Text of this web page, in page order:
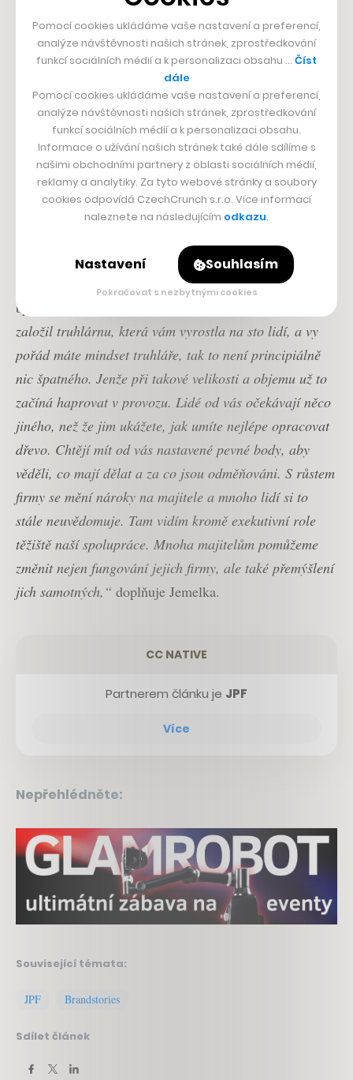
schopnosti a zkušenosti. Nebo třeba tak dlouho
odkládali najmutí dalších manažerů, aby si uvolnili část
své agendy, že už jim na to zásadní nezbyl čas. Ostatně
to mohou být a často jsou propojené nádoby.
V určitý moment rozvoje a cyklu
firmy není nic blahodárnějšího, než
když si majitel k sobě najde
parťáka.
Proto Jiří Jemelka hovoří o tom, že majitele v rámci
svých aktivit mimo jiné učí, jak mají nad svým
byznysem vůbec přemýšlet.
založil truhlárnu, která vám vyrostla na sto lidí, a vy
pořád máte mindset truhláře, tak to není principiálně
nic špatného. Jenže při takové velikosti a objemu už to
začíná haprovat v provozu. Lidé od vás očekávají něco
jiného, než že jim ukážete, jak umíte nejlépe opracovat
dřevo. Chtějí mít od vás nastavené pevné body, aby
věděli, co mají dělat a za co jsou odměňováni. S růstem
firmy se mění nároky na majitele a mnoho lidí si to
stále neuvědomuje. Tam vidím kromě exekutivní role
těžiště naší spolupráce. Mnoha majitelům pomůžeme
změnit nejen fungování jejich firmy, ale také přemýšlení
jich samotných,“ doplňuje Jemelka.
CC NATIVE
Partnerem článku je JPF
Více
Nepřehlédněte:
Související témata:
JPF Brandstories
Sdílet článek
Pomocí cookies ukládáme vaše nastavení a preferencí,
analýze návštěvnosti našich stránek, zprostředkování
funkcí sociálních médií a k personalizaci obsahu … Číst
dále
Pomocí cookies ukládáme vaše nastavení a preferencí,
analýze návštěvnosti našich stránek, zprostředkování
funkcí sociálních médií a k personalizaci obsahu.
Informace o užívání našich stránek také dále sdílíme s
našimi obchodními partnery z oblasti sociálních médií,
reklamy a analytiky. Za tyto webové stránky a soubory
cookies odpovídá CzechCrunch s.r.o. Více informací
naleznete na následujícím odkazu.
Nastavení Souhlasím
Pokračovat s nezbytnými cookies